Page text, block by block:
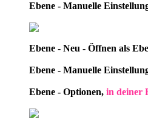
Ebene - Manuelle
Ebene - Neu - Öffnen als
Ebene - Manuelle
Ebene - Optionen, in deiner